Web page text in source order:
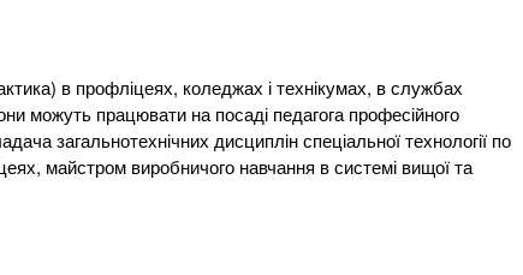
в профліцеях, коледжах і технікумах, в службах
можуть працювати на посаді педагога професійного
загальнотехнічних дисциплін спеціальної технології по
майстром виробничого навчання в системі вищої та